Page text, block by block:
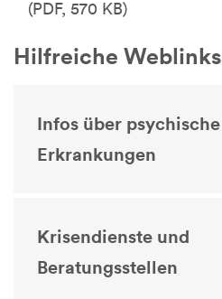
(PDF, 570 KB)
Hilfreiche Weblinks
Infos über psychische
Erkrankungen
Krisendienste und
Beratungsstellen